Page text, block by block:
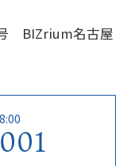
BIZrium名古屋